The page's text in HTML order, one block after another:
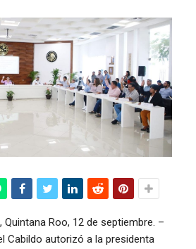
Quintana Roo, 12 de septiembre. –
Cabildo autorizó a la presidenta